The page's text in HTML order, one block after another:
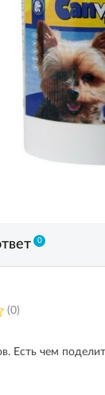
0
(0)
Есть чем